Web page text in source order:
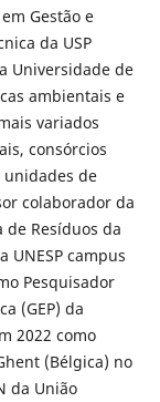
Gestão e
da USP
Universidade de
ambientais e
variados
consórcios
de
colaborador da
Resíduos da
UNESP campus
Pesquisador
(GEP) da
2022 como
(Bélgica) no
da União